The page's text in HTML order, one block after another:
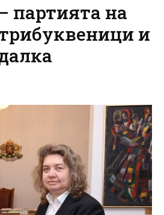
партията на
и